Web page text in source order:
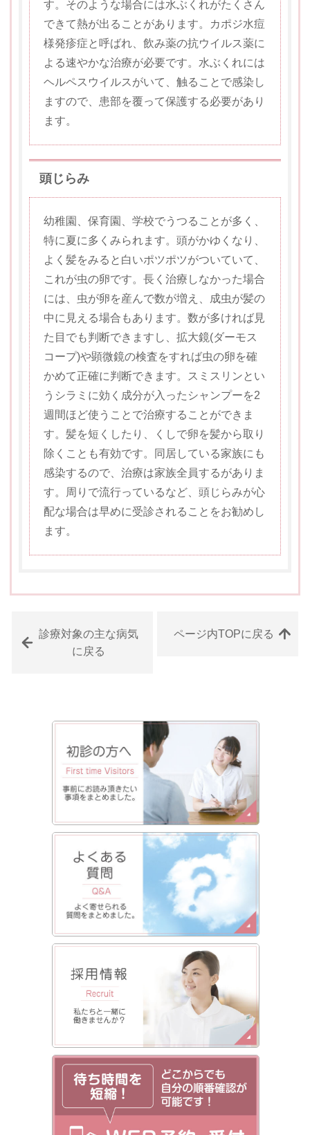
す。そのような場合には水ぶくれがたくさん
できて熱が出ることがあります。カポジ水痘
様発疹症と呼ばれ、飲み薬の抗ウイルス薬に
よる速やかな治療が必要です。水ぶくれには
ヘルペスウイルスがいて、触ることで感染し
ますので、患部を覆って保護する必要があり
ます。
頭じらみ
幼稚園、保育園、学校でうつることが多く、
特に夏に多くみられます。頭がかゆくなり、
よく髪をみると白いポツポツがついていて、
これが虫の卵です。長く治療しなかった場合
には、虫が卵を産んで数が増え、成虫が髪の
中に見える場合もあります。数が多ければ見
た目でも判断できますし、拡大鏡(ダーモス
コープ)や顕微鏡の検査をすれば虫の卵を確
かめて正確に判断できます。スミスリンとい
うシラミに効く成分が入ったシャンプーを2
週間ほど使うことで治療することができま
す。髪を短くしたり、くしで卵を髪から取り
除くことも有効です。同居している家族にも
感染するので、治療は家族全員するがありま
す。周りで流行っているなど、頭じらみが心
配な場合は早めに受診されることをお勧めし
ます。
診療対象の主な病気
に戻る
ページ内TOPに戻る